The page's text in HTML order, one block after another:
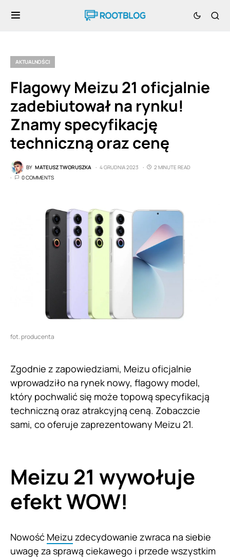
AKTUALNOŚCI
Flagowy Meizu 21 oficjalnie
zadebiutował na rynku!
Znamy specyfikację
techniczną oraz cenę
BY MATEUSZ TWORUSZKA 4 GRUDNIA 2023
2 MINUTE READ
0 COMMENTS
fot. producenta
Zgodnie z zapowiedziami, Meizu oficjalnie
wprowadziło na rynek nowy, flagowy model,
który pochwalić się może topową specyfikacją
techniczną oraz atrakcyjną ceną. Zobaczcie
sami, co oferuje zaprezentowany Meizu 21.
Meizu 21 wywołuje
efekt WOW!
Nowość Meizu zdecydowanie zwraca na siebie
uwagę za sprawą ciekawego i przede wszystkim